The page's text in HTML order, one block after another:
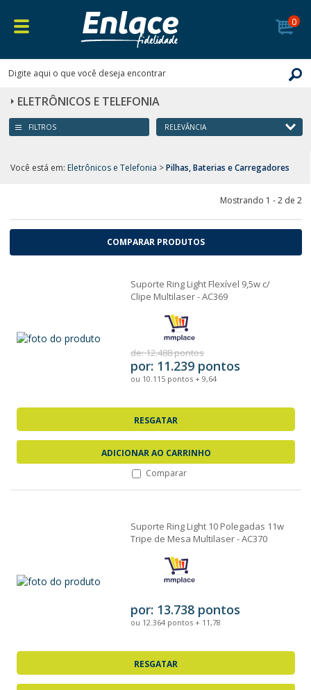
0
ELETRÔNICOS E TELEFONIA
FILTROS
Você está em: Eletrônicos e Telefonia >Pilhas, Baterias e Carregadores
Mostrando 1 - 2 de 2
COMPARAR PRODUTOS
Suporte Ring Light Flexível 9,5w c/
Clipe Multilaser - AC369
de: 12.488 pontos
por: 11.239 pontos
ou 10.115 pontos + 9,64
RESGATAR
ADICIONAR AO CARRINHO
Comparar
Suporte Ring Light 10 Polegadas 11w
Tripe de Mesa Multilaser - AC370
por: 13.738 pontos
ou 12.364 pontos + 11,78
RESGATAR